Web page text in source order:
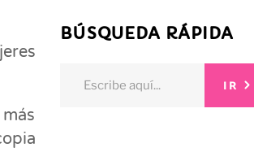
BÚSQUEDA RÁPIDA
IR